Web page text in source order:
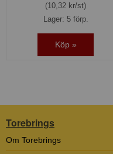
(10,32 kr/st)
Lager: 5 förp.
Köp »
Torebrings
Om Torebrings